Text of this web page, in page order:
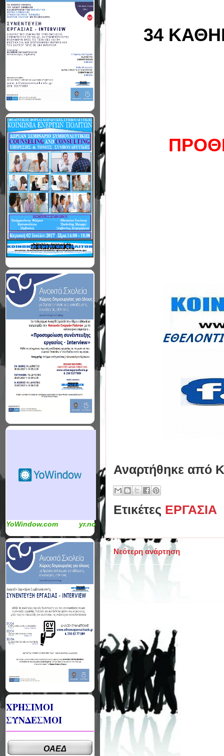
34
Αναρτήθηκε από
Ετικέτες ΕΡΓΑΣΙΑ
Νεότερη ανάρτηση
YoWindow.com yr.no
ΧΡΗΣΙΜΟΙ
ΣΥΝΔΕΣΜΟΙ
ΟΑΕΔ